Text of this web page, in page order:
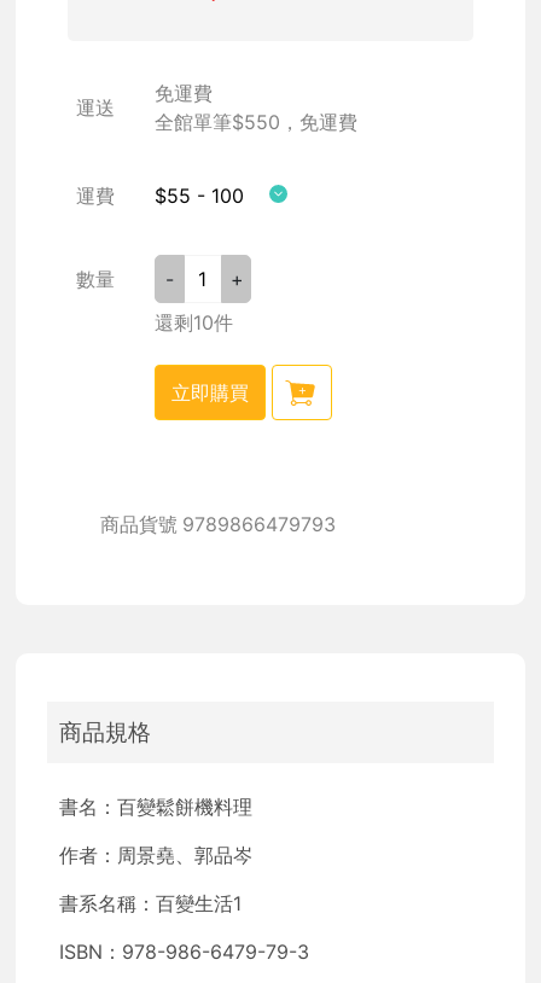
運送
免運費
全館單筆$550，免運費
運費 $55 - 100
數量 -
+
還剩10件
立即購買
商品貨號 9789866479793
商品規格
書名：百變鬆餅機料理
作者：周景堯、郭品岑
書系名稱：百變生活1
ISBN：978-986-6479-79-3